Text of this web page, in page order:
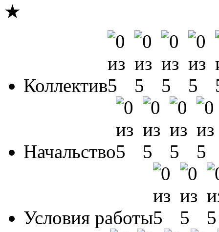
★
Коллектив
Начальство
Условия работы